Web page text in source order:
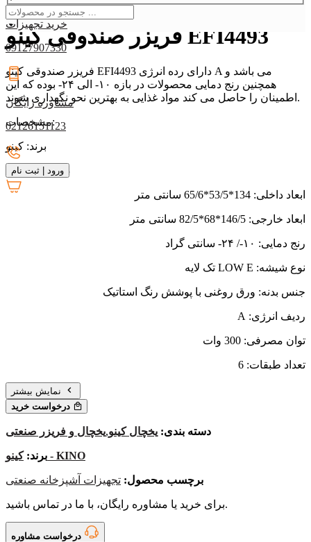
خرید تجهیزات
09127907330
مشاوره رایگان
02126151123
ورود ثبت نام
فریزر صندوقی کینو EFI4493
فریزر صندوقی کینو EFI4493 دارای رده انرژی A می باشد و
همچنین رنج دمایی محصولات در بازه ۱۰- الی ۲۴- بوده که این
اطمینان را حاصل می کند مواد غذایی به بهترین نحو نگهداری شوند.
مشخصات:
برند: کینو
مدل:EFI4493
ابعاد داخلی: 134*53/5*65/6 سانتی متر
ابعاد خارجی: 146/5*68*82/5 سانتی متر
رنج دمایی: ۱۰-/ ۲۴- سانتی گراد
نوع شیشه: LOW E تک لایه
جنس بدنه: ورق روغنی با پوشش رنگ استاتیک
ردیف انرژی: A
توان مصرفی: 300 وات
تعداد طبقات: 6
نمایش بیشتر
درخواست خرید
دسته بندی: یخچال کینو,یخچال و فریزر صنعتی
برند: کینو - KINO
برچسب محصول: تجهیزات آشپزخانه صنعتی
برای خرید یا مشاوره رایگان، با ما در تماس باشید.
درخواست مشاوره